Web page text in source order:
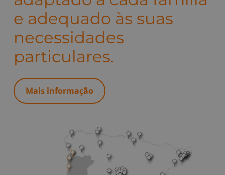
e adequado às suas
necessidades
particulares.
Mais informação